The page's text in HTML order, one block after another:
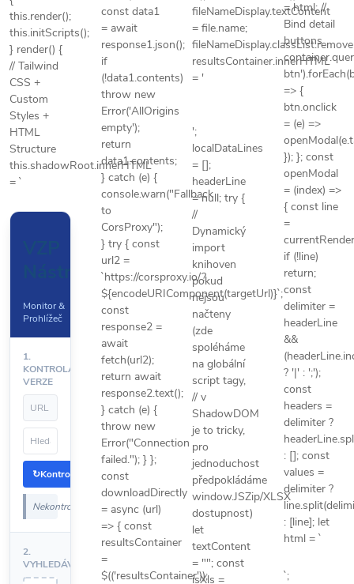
this.render();
this.initScripts();
} render() {
// Tailwind
CSS +
Custom
Styles +
HTML
Structure
this.shadowRoot.innerHTML
= `
Monitor &
Prohlížeč
1.
KONTROLA
VERZE
↻Kontrola Auto
Nekontrolováno.
2.
VYHLEDÁVÁNÍ
const data1
= await
response1.json();
if
(!data1.contents)
throw new
Error('AllOrigins
empty');
return
data1.contents;
} catch (e) {
console.warn("Fallback
to
CorsProxy");
} try { const
url2 =
`https://corsproxy.io/?
${encodeURIComponent(targetUrl)}`;
const
response2 =
await
fetch(url2);
return await
response2.text();
} catch (e) {
throw new
Error("Connection
failed."); } };
const
downloadDirectly
= async (url)
=> { const
resultsContainer
=
$(('resultsContainer'));
fileNameDisplay.textContent
= file.name;
resultsContainer.innerHTML
= '
';
localDataLines
= [];
headerLine
= null; try {
//
Dynamický
import
knihoven
pokud
nejsou
načteny
(zde
spoléháme
na globální
script tagy,
// v
ShadowDOM
je to tricky,
pro
jednoduchost
předpokládáme
window.JSZip/XLSX
dostupnost)
let
textContent
= ""; const
isXls =
= html; //
Bind detail
buttons
=> {
btn.onclick
= (e) =>
}); }; const
openModal
= (index) =>
{ const line
=
if (!line)
return;
const
delimiter =
headerLine
&&
? '|' : ';');
const
headers =
delimiter ?
: []; const
values =
delimiter ?
: [line]; let
html = `
`;